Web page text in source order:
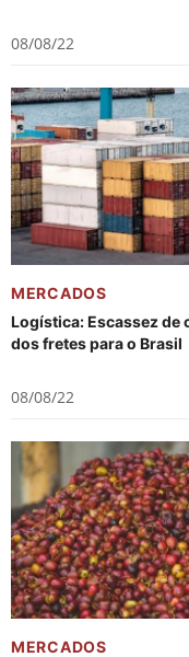
08/08/22
MERCADOS
Logística: Escassez de
dos fretes para o Brasil
08/08/22
MERCADOS